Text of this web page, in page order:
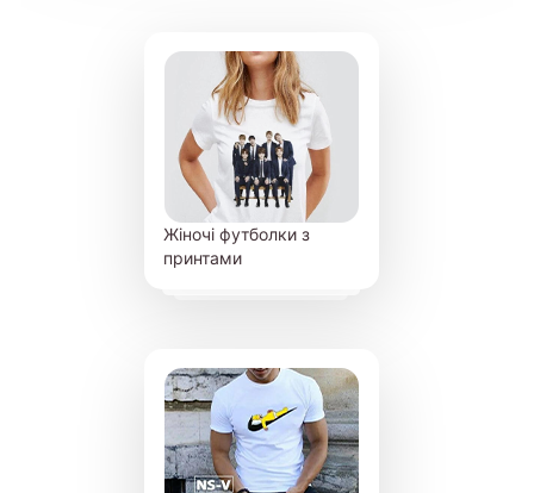
Жіночі футболки з
принтами